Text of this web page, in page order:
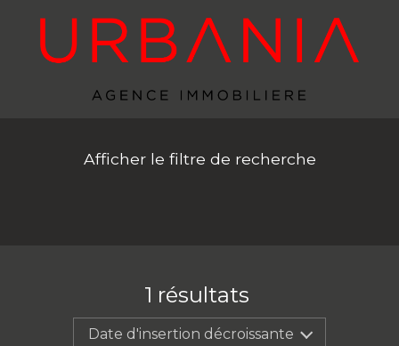
Afficher le filtre de recherche
1 résultats
Date d'insertion décroissante